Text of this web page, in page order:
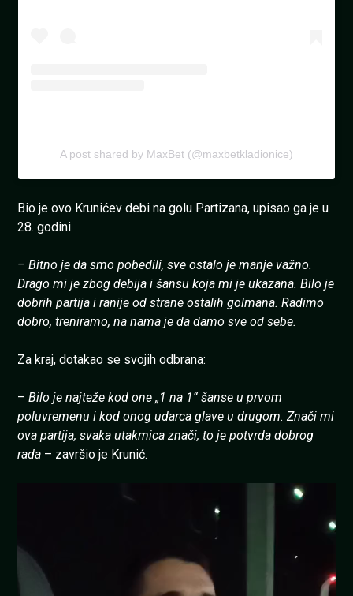
A post shared by MaxBet (@maxbetkladionice)
Bio je ovo Krunićev debi na golu Partizana, upisao ga je u
28. godini.
– Bitno je da smo pobedili, sve ostalo je manje važno.
Drago mi je zbog debija i šansu koja mi je ukazana. Bilo je
dobrih partija i ranije od strane ostalih golmana. Radimo
dobro, treniramo, na nama je da damo sve od sebe.
Za kraj, dotakao se svojih odbrana:
– Bilo je najteže kod one „1 na 1“ šanse u prvom
poluvremenu i kod onog udarca glave u drugom. Znači mi
ova partija, svaka utakmica znači, to je potvrda dobrog
rada – završio je Krunić.